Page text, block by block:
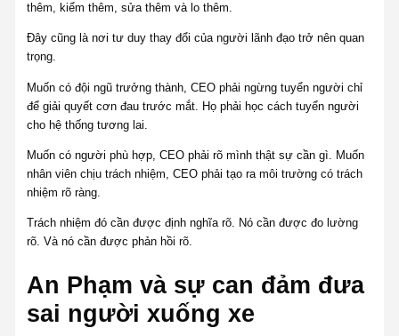
thêm, kiểm thêm, sửa thêm và lo thêm.
Đây cũng là nơi tư duy thay đổi của người lãnh đạo trở nên quan
trọng.
Muốn có đội ngũ trưởng thành, CEO phải ngừng tuyển người chỉ
để giải quyết cơn đau trước mắt. Họ phải học cách tuyển người
cho hệ thống tương lai.
Muốn có người phù hợp, CEO phải rõ mình thật sự cần gì. Muốn
nhân viên chịu trách nhiệm, CEO phải tạo ra môi trường có trách
nhiệm rõ ràng.
Trách nhiệm đó cần được định nghĩa rõ. Nó cần được đo lường
rõ. Và nó cần được phản hồi rõ.
An Phạm và sự can đảm đưa
sai người xuống xe